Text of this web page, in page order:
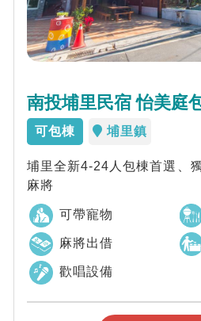
南投埔里民宿 怡美庭
可包棟 埔里鎮
埔里全新4-24人包棟首選、
麻將
可帶寵物
麻將出借
歡唱設備